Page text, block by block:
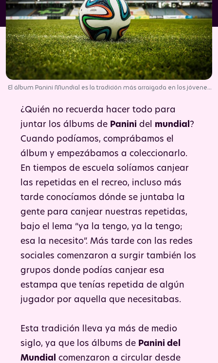
El álbum Panini Mundial es la tradición más arraigada en los jóvenes
¿Quién no recuerda hacer todo para
juntar los álbums de Panini del mundial ?
Cuando podíamos, comprábamos el
álbum y empezábamos a coleccionarlo.
En tiempos de escuela solíamos canjear
las repetidas en el recreo, incluso más
tarde conocíamos dónde se juntaba la
gente para canjear nuestras repetidas,
bajo el lema “ya la tengo, ya la tengo;
esa la necesito”. Más tarde con las redes
sociales comenzaron a surgir también los
grupos donde podías canjear esa
estampa que tenías repetida de algún
jugador por aquella que necesitabas.
Esta tradición lleva ya más de medio
siglo, ya que los álbums de Panini del
Mundial
comenzaron a circular desde